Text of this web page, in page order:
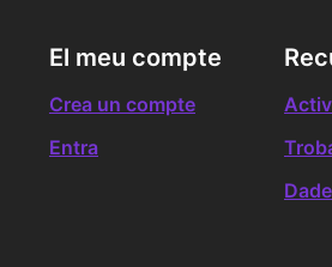
El meu compte
Crea un compte
Entra